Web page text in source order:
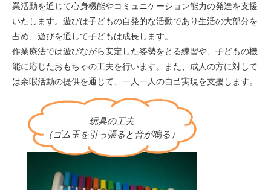
業活動を通じて心身機能やコミュニケーション能力の発達を支援
いたします。遊びは子どもの自発的な活動であり生活の大部分を
占め、遊びを通して子どもは成長します。
作業療法では遊びながら安定した姿勢をとる練習や、子どもの機
能に応じたおもちゃの工夫を行います。また、成人の方に対して
は余暇活動の提供を通じて、一人一人の自己実現を支援します。
玩具の工夫
（ゴム玉を引っ張ると音が鳴る）